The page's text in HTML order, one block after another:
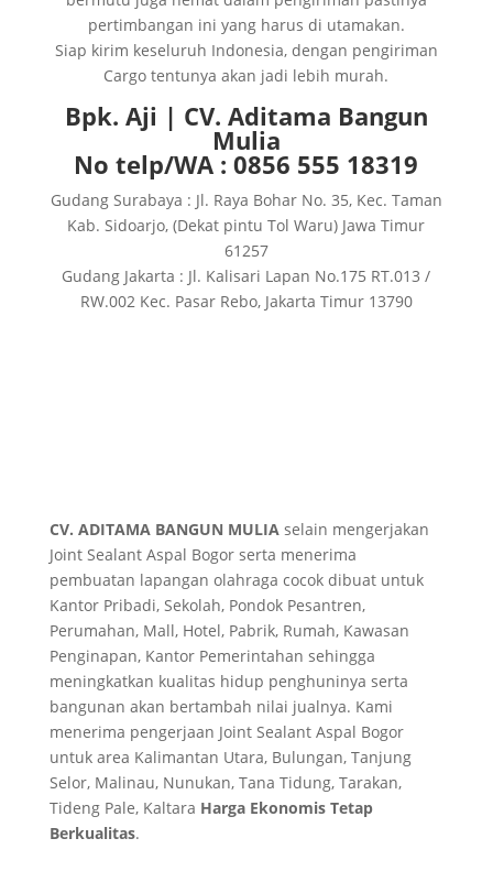
pertimbangan ini yang harus di utamakan.
Siap kirim keseluruh Indonesia, dengan pengiriman
Cargo tentunya akan jadi lebih murah.
Bpk. Aji | CV. Aditama Bangun
Mulia
No telp/WA : 0856 555 18319
Gudang Surabaya : Jl. Raya Bohar No. 35, Kec. Taman
Kab. Sidoarjo, (Dekat pintu Tol Waru) Jawa Timur
61257
Gudang Jakarta : Jl. Kalisari Lapan No.175 RT.013 /
RW.002 Kec. Pasar Rebo, Jakarta Timur 13790
CV. ADITAMA BANGUN MULIAselain mengerjakan
Joint Sealant Aspal Bogor serta menerima
pembuatan lapangan olahraga cocok dibuat untuk
Kantor Pribadi, Sekolah, Pondok Pesantren,
Perumahan, Mall, Hotel, Pabrik, Rumah, Kawasan
Penginapan, Kantor Pemerintahan sehingga
meningkatkan kualitas hidup penghuninya serta
bangunan akan bertambah nilai jualnya. Kami
menerima pengerjaan Joint Sealant Aspal Bogor
untuk area Kalimantan Utara, Bulungan, Tanjung
Selor, Malinau, Nunukan, Tana Tidung, Tarakan,
Tideng Pale, Kaltara Harga Ekonomis Tetap
Berkualitas.